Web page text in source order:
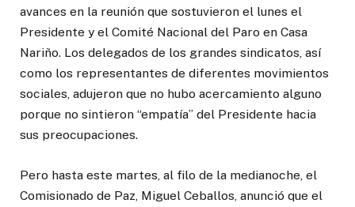
avances en la reunión que sostuvieron el lunes el
Presidente y el Comité Nacional del Paro en Casa
Nariño. Los delegados de los grandes sindicatos, así
como los representantes de diferentes movimientos
sociales, adujeron que no hubo acercamiento alguno
porque no sintieron “empatía” del Presidente hacia
sus preocupaciones.
Pero hasta este martes, al filo de la medianoche, el
Comisionado de Paz, Miguel Ceballos, anunció que el